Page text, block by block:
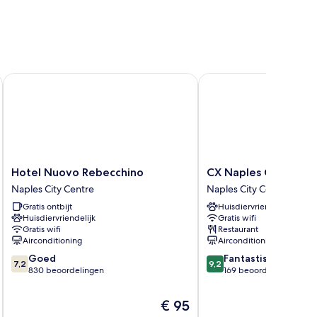
Hotel
Nuovo
Rebecchino
Naples
City
Centre
Hotel Nuovo Rebecchino
Naples City Centre
Gratis ontbijt
Huisdiervriendelijk
Gratis wifi
Airconditioning
7.2
van
7,2 Goed
830 beoordelingen
De
€ 95
Hotel Nuovo Rebecchino
CX
Naples
Centrale
Naples
City
Centre
CX Naples Centrale
Naples City Centre
Huisdiervriendelijk
Gratis wifi
Restaurant
Airconditioning
9.2
van
9,2 Fantastisch
169 beoordelingen
CX Naples Centrale